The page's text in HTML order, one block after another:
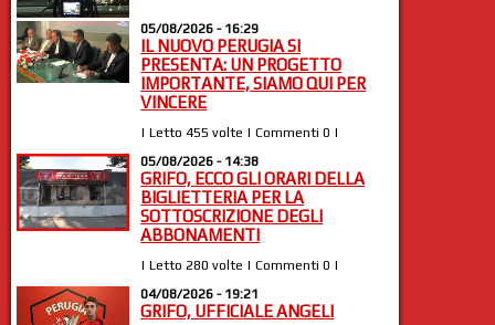
05/08/2026 - 16:29
IL NUOVO PERUGIA SI
PRESENTA: UN PROGETTO
IMPORTANTE, SIAMO QUI PER
VINCERE
| Letto 455 volte | Commenti 0 |
05/08/2026 - 14:38
GRIFO, ECCO GLI ORARI DELLA
BIGLIETTERIA PER LA
SOTTOSCRIZIONE DEGLI
ABBONAMENTI
| Letto 280 volte | Commenti 0 |
04/08/2026 - 19:21
GRIFO, UFFICIALE ANGELI